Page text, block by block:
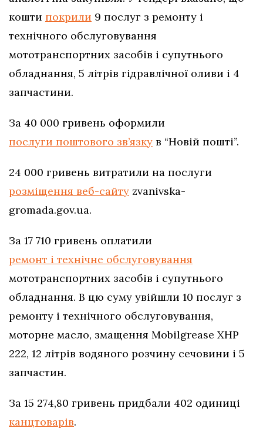
кошти покрили 9 послуг з ремонту і
технічного обслуговування
мототранспортних засобів і супутнього
обладнання, 5 літрів гідравлічної оливи і 4
запчастини.
За 40 000 гривень оформили
послуги поштового зв’язку в “Новій пошті”.
24 000 гривень витратили на послуги
розміщення веб-сайту zvanivska-
gromada.gov.ua.
За 17 710 гривень оплатили
ремонт і технічне обслуговування
мототранспортних засобів і супутнього
обладнання. В цю суму увійшли 10 послуг з
ремонту і технічного обслуговування,
моторне масло, змащення Mobilgrease XHP
222, 12 літрів водяного розчину сечовини і 5
запчастин.
За 15 274,80 гривень придбали 402 одиниці
канцтоварів.